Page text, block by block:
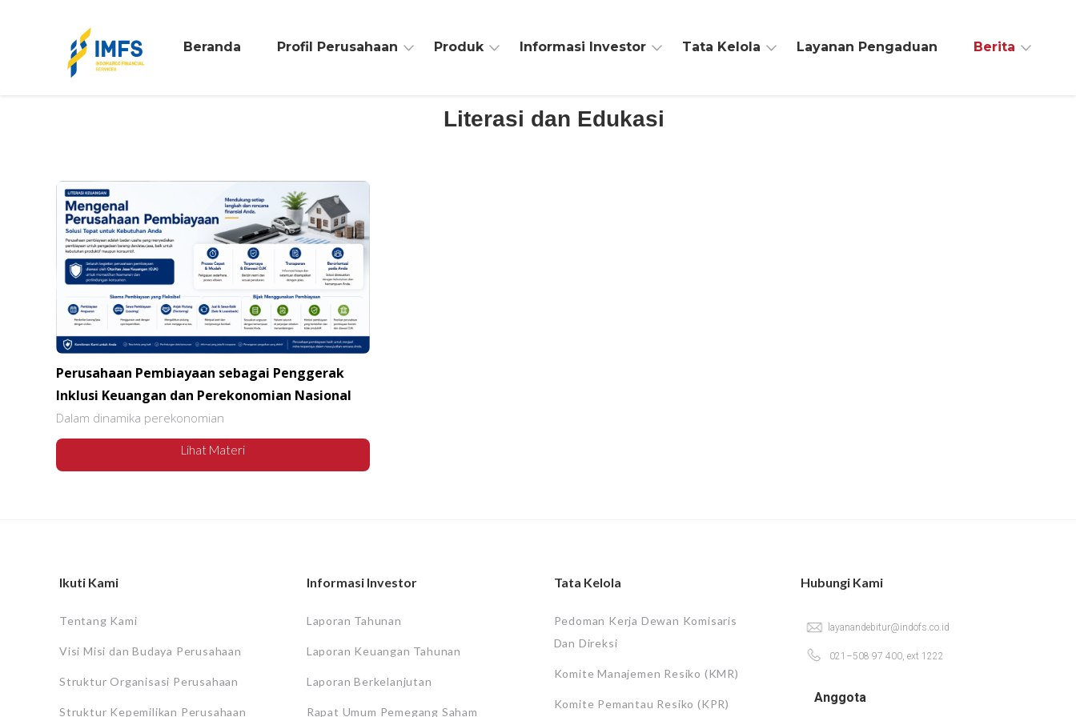
Beranda Profil Perusahaan Produk Informasi Investor Tata Kelola Layanan Pengaduan Berita
Literasi dan Edukasi
Perusahaan Pembiayaan sebagai Penggerak
Inklusi Keuangan dan Perekonomian Nasional
Dalam dinamika perekonomian
Lihat Materi
Ikuti Kami
Tentang Kami
Visi Misi dan Budaya Perusahaan
Struktur Organisasi Perusahaan
Struktur Kepemilikan Perusahaan
Informasi Investor
Laporan Tahunan
Laporan Keuangan Tahunan
Laporan Berkelanjutan
Rapat Umum Pemegang Saham
Tata Kelola
Pedoman Kerja Dewan Komisaris
Dan Direksi
Komite Manajemen Resiko (KMR)
Komite Pemantau Resiko (KPR)
Hubungi Kami
layanandebitur@indofs.co.id
021–508 97 400, ext 1222
Anggota